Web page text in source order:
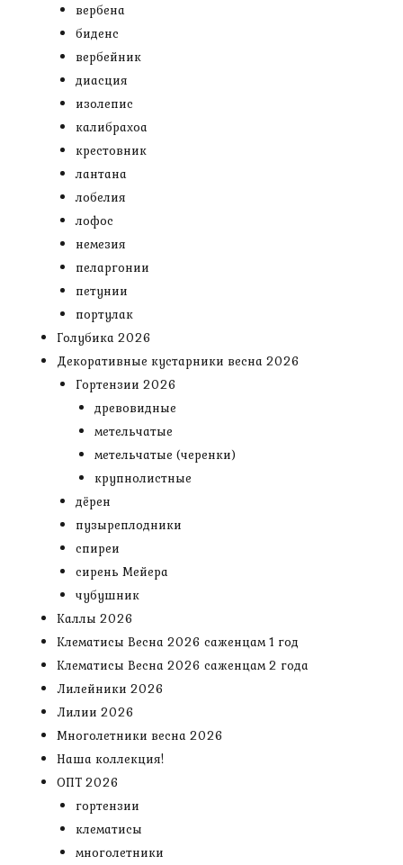
вербена
биденс
вербейник
диасция
изолепис
калибрахоа
крестовник
лантана
лобелия
лофос
немезия
пеларгонии
петунии
портулак
Голубика 2026
Декоративные кустарники весна 2026
Гортензии 2026
древовидные
метельчатые
метельчатые (черенки)
крупнолистные
дёрен
пузыреплодники
спиреи
сирень Мейера
чубушник
Каллы 2026
Клематисы Весна 2026 саженцам 1 год
Клематисы Весна 2026 саженцам 2 года
Лилейники 2026
Лилии 2026
Многолетники весна 2026
Наша коллекция!
ОПТ 2026
гортензии
клематисы
многолетники